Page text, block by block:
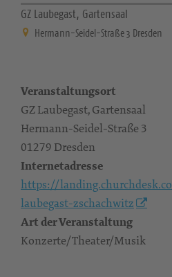
GZ Laubegast, Gartensaal
Hermann-Seidel-Straße 3 Dresden
Veranstaltungsort
GZ Laubegast, Gartensaal
Hermann-Seidel-Straße 3
01279 Dresden
Internetadresse
https://
laubegast-zschachwitz
Art der Veranstaltung
Konzerte/Theater/Musik